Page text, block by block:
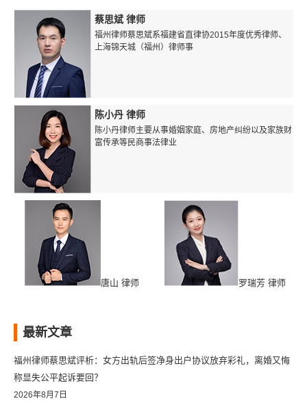
蔡思斌 律师
福州律师蔡思斌系福建省直律协2015年度优秀律师、
上海锦天城（福州）律师事
陈小丹 律师
陈小丹律师主要从事婚姻家庭、房地产纠纷以及家族财
富传承等民商事法律业
唐山 律师 罗瑞芳 律师
最新文章
福州律师蔡思斌评析：女方出轨后签净身出户协议放弃彩礼，离婚又悔
称显失公平起诉要回？
2026年8月7日